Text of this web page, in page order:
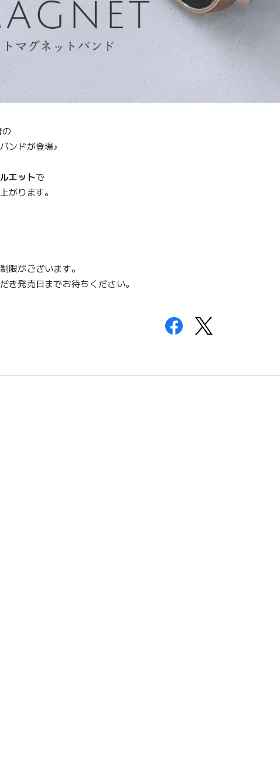
ンドが登場♪
エットで
がります。
限がございます。
き発売日までお待ちください。